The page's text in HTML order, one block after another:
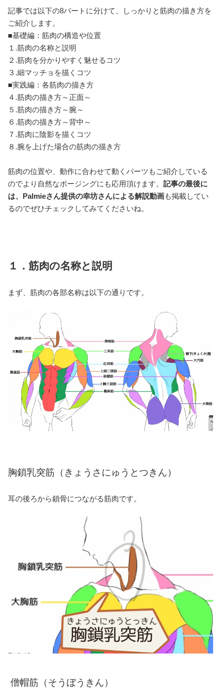
記事では以下の8パートに分けて、しっかりと筋肉の描き方を
ご紹介します。
■基礎編：筋肉の構造や位置
１.筋肉の名称と説明
２.筋肉を分かりやすく魅せるコツ
３.細マッチョを描くコツ
■実践編：各筋肉の描き方
４.筋肉の描き方～正面～
５.筋肉の描き方～腕～
６.筋肉の描き方～背中～
７.筋肉に陰影を描くコツ
８.腕を上げた場合の筋肉の描き方
筋肉の位置や、動作に合わせて動くパーツもご紹介している
のでより自然なポージングにも応用頂けます。 記事の最後に
は、Palmieさん提供の幸坊さんによる解説動画も掲載してい
るのでぜひチェックしてみてくださいね。
１．筋肉の名称と説明
まず、筋肉の各部名称は以下の通りです。
胸鎖乳突筋（きょうさにゅうとつきん）
耳の後ろから鎖骨につながる筋肉です。
僧帽筋（そうぼうきん）